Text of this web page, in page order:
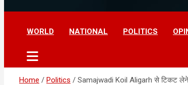
n
WORLD NATIONAL POLITICS
Home Politics Samajwadi Koil Aligarh से टिकट